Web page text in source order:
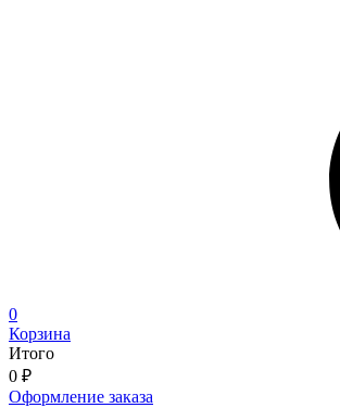
0
Корзина
Итого
0 ₽
Оформление заказа